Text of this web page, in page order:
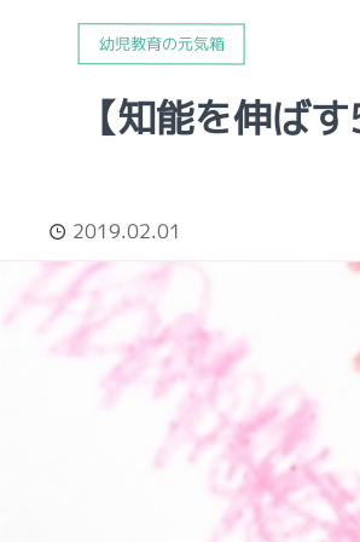
幼児教育の元気箱
【知能を伸ば
2019.02.01